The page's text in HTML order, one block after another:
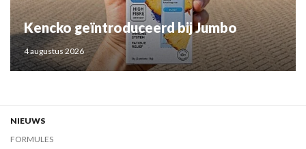
Kencko geïntroduceerd bij Jumbo
4 augustus 2026
NIEUWS
FORMULES